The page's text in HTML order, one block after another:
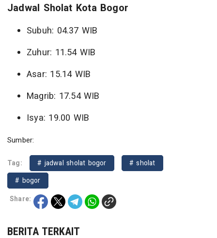
Jadwal Sholat Kota Bogor
Subuh: 04.37 WIB
Zuhur: 11.54 WIB
Asar: 15.14 WIB
Magrib: 17.54 WIB
Isya: 19.00 WIB
Sumber:
Tag: # jadwal sholat bogor
# sholat
# bogor
Share:
BERITA TERKAIT